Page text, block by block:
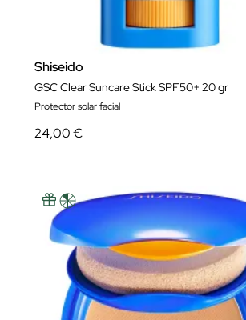
Shiseido
GSC Clear Suncare Stick SPF50+ 20 gr
Protector solar facial
24,00 €